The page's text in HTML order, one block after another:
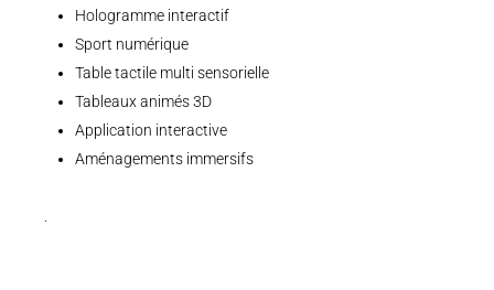
Hologramme interactif
Sport numérique
Table tactile multi sensorielle
Tableaux animés 3D
Application interactive
Aménagements immersifs